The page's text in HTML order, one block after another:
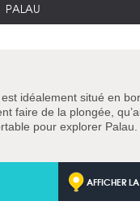
PALAU
est idéalement situé en
faire de la plongée,
pour explorer Palau.
AFFICHER